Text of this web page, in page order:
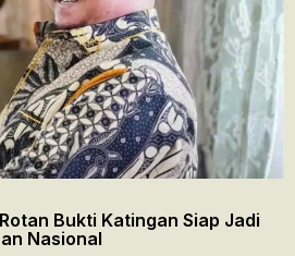
Bukti Katingan Siap Jadi
Nasional